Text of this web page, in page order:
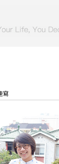
寫